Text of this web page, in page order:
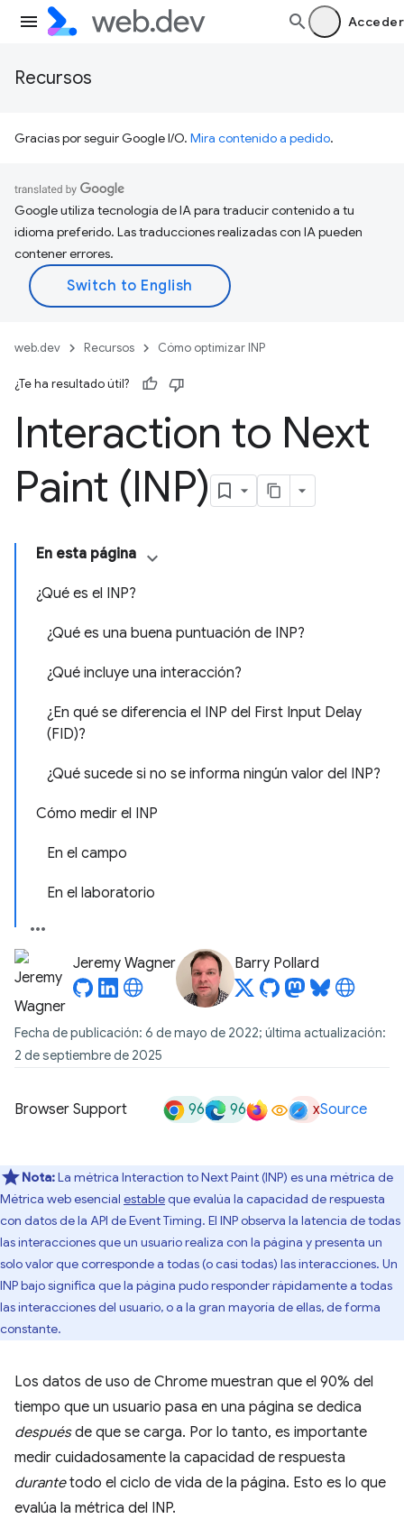
Acceder
Recursos
Gracias por seguir Google I/O. Mira contenido a pedido.
Google utiliza tecnología de IA para traducir contenido a tu
idioma preferido. Las traducciones realizadas con IA pueden
contener errores.
web.dev Recursos Cómo optimizar INP
¿Te ha resultado útil?
Interaction to Next
Paint (INP)
En esta página
¿Qué es el INP?
¿Qué es una buena puntuación de INP?
¿Qué incluye una interacción?
¿En qué se diferencia el INP del First Input Delay
(FID)?
¿Qué sucede si no se informa ningún valor del INP?
Cómo medir el INP
En el campo
En el laboratorio
Jeremy Wagner Barry Pollard
Fecha de publicación: 6 de mayo de 2022; última actualización:
2 de septiembre de 2025
Browser Support 96 96 xSource
Nota:La métrica Interaction to Next Paint (INP) es una métrica de
Métrica web esencial estableque evalúa la capacidad de respuesta
con datos de la API de Event Timing. El INP observa la latencia de todas
las interacciones que un usuario realiza con la página y presenta un
solo valor que corresponde a todas (o casi todas) las interacciones. Un
INP bajo significa que la página pudo responder rápidamente a todas
las interacciones del usuario, o a la gran mayoría de ellas, de forma
constante.
Los datos de uso de Chrome muestran que el 90% del
tiempo que un usuario pasa en una página se dedica
despuésde que se carga. Por lo tanto, es importante
medir cuidadosamente la capacidad de respuesta
durantetodo el ciclo de vida de la página. Esto es lo que
evalúa la métrica del INP.